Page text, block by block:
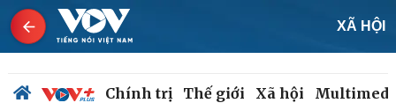
XÃ HỘI
Chính trị Thế giới Xã hội